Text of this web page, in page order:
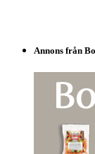
Annons från